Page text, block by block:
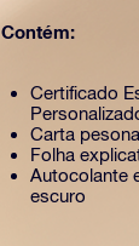
Contém:
Certificado
Carta
Folha
Autocolante
escuro